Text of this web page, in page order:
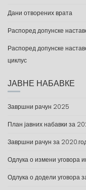
Дани отворених врата
Распоред допунске
Распоред допунске
циклус
ЈАВНЕ НАБАВКЕ
Завршни рачун 2025
План јавних набавки за
Завршни рачун за
Одлука о измени уговора
Одлука о додели уговора